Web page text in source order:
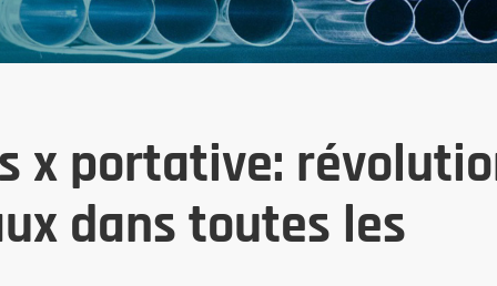
x portative:
dans toutes les